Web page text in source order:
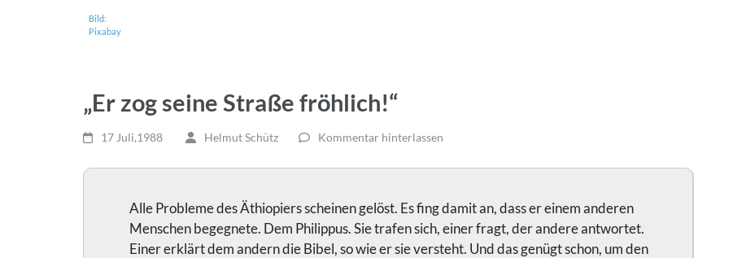
Bild:
Pixabay
„Er zog seine Straße fröhlich!“
17 Juli,1988 Helmut Schütz Kommentar hinterlassen
Alle Probleme des Äthiopiers scheinen gelöst. Es fing damit an, dass er einem anderen
Menschen begegnete. Dem Philippus. Sie trafen sich, einer fragt, der andere antwortet.
Einer erklärt dem andern die Bibel, so wie er sie versteht. Und das genügt schon, um den